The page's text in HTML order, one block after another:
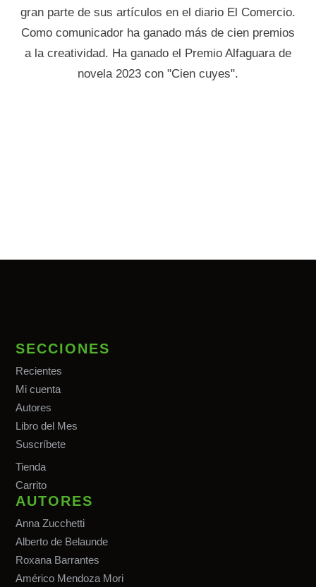
gran parte de sus artículos en el diario El Comercio.
Como comunicador ha ganado más de cien premios
a la creatividad. Ha ganado el Premio Alfaguara de
novela 2023 con "Cien cuyes".
SECCIONES
Recientes
Mi cuenta
Autores
Libro del Mes
Suscríbete
Tienda
Carrito
AUTORES
Anna Zucchetti
Alberto de Belaunde
Roxana Barrantes
Américo Mendoza Mori